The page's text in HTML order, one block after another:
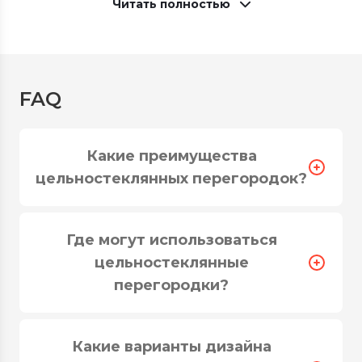
Цельностеклянные
Благодаря доступной цене
цельностеклянные перегородки пользуются
большой популярностью. Они повсеместно
используются для зонирования и
являются торговые центры, аэропорты,
Читать полностью
FAQ
Какие преимущества
цельностеклянных перегородок?
Где могут использоваться
цельностеклянные
перегородки?
Какие варианты дизайна